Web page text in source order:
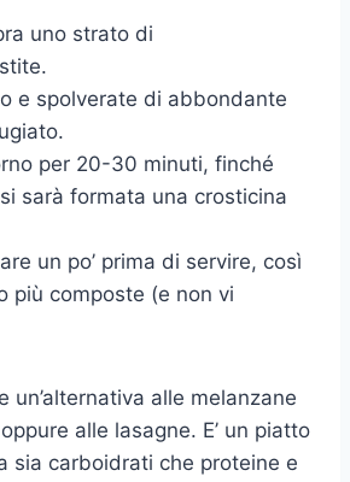
uno strato di
e spolverate di abbondante
per 20-30 minuti, finché
sarà formata una crosticina
un po’ prima di servire, così
più composte (e non vi
un’alternativa alle melanzane
alle lasagne. E’ un piatto
sia carboidrati che proteine e